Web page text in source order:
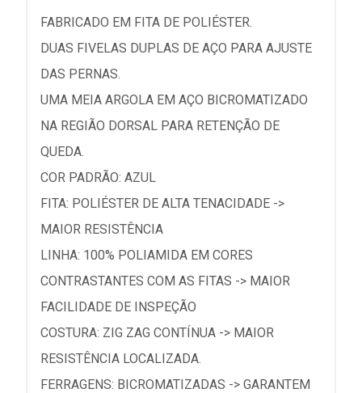
FABRICADO EM FITA DE POLIÉSTER.
DUAS FIVELAS DUPLAS DE AÇO PARA AJUSTE
DAS PERNAS.
UMA MEIA ARGOLA EM AÇO BICROMATIZADO
NA REGIÃO DORSAL PARA RETENÇÃO DE
QUEDA.
COR PADRÃO: AZUL
FITA: POLIÉSTER DE ALTA TENACIDADE ->
MAIOR RESISTÊNCIA
LINHA: 100% POLIAMIDA EM CORES
CONTRASTANTES COM AS FITAS -> MAIOR
FACILIDADE DE INSPEÇÃO
COSTURA: ZIG ZAG CONTÍNUA -> MAIOR
RESISTÊNCIA LOCALIZADA.
FERRAGENS: BICROMATIZADAS -> GARANTEM